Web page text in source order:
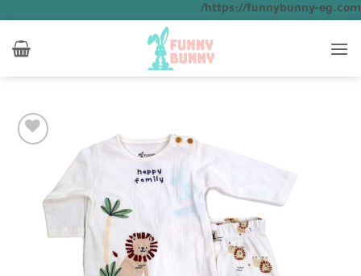
https://funnybunny-eg.com/ تخطي
للمحتوى